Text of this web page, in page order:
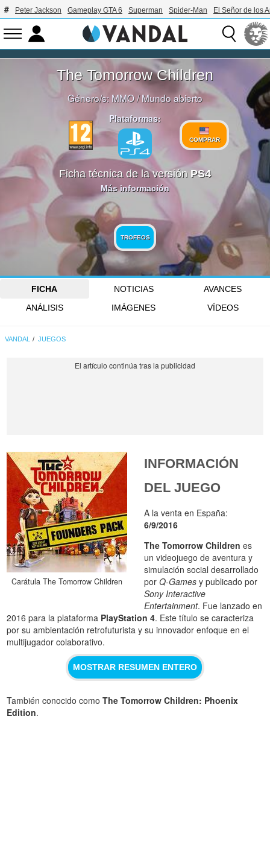
Peter Jackson Gameplay GTA 6 Superman Spider-Man El Señor de los
The Tomorrow Children
Género/s: MMO/Mundo abierto
Plataformas:
COMPRAR
Ficha técnica de la versión PS4
Más información
TROFEOS
FICHA NOTICIAS
AVANCES
ANÁLISIS
IMÁGENES VÍDEOS
VANDAL JUEGOS
Carátula The Tomorrow Children
INFORMACIÓN
DEL JUEGO
A la venta en España:
6/9/2016
The Tomorrow Children es
un videojuego de aventura y
simulación social desarrollado
porQ-Games y publicado por
Sony Interactive
Entertainment. Fue lanzado en
2016 para la plataforma PlayStation 4. Este título se caracteriza
por su ambientación retrofuturista y su innovador enfoque en el
multijugador colaborativo.
MOSTRAR RESUMEN ENTERO
También conocido comoThe Tomorrow Children: Phoenix
Edition.